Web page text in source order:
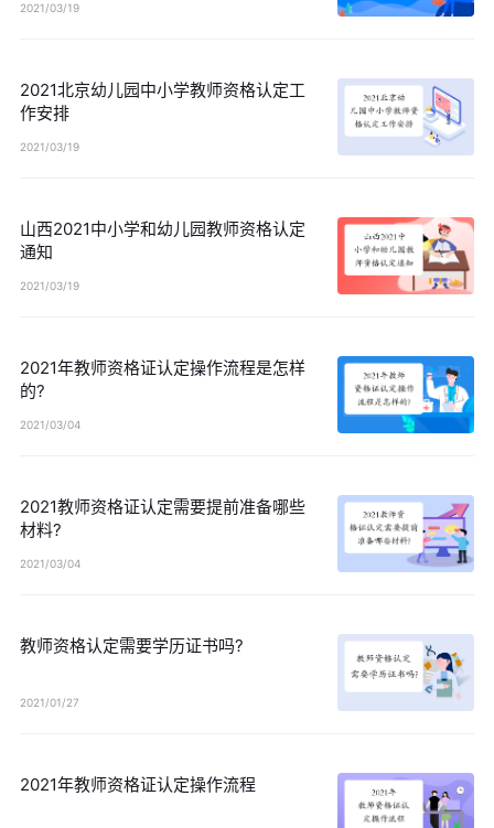
2021/03/19
2021北京幼儿园中小学教师资格认定工
作安排
2021/03/19
山西2021中小学和幼儿园教师资格认定
通知
2021/03/19
2021年教师资格证认定操作流程是怎样
的?
2021/03/04
2021教师资格证认定需要提前准备哪些
材料?
2021/03/04
教师资格认定需要学历证书吗?
2021/01/27
2021年教师资格证认定操作流程